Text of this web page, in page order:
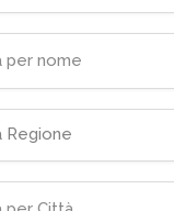
Regione